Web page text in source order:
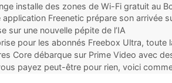
installe des zones de Wi-Fi gratuit au
application Freenetic prépare son arrivée
testez la
sur une nouvelle pépite de l’IA
pour les abonnés Freebox Ultra, toute
Core débarque sur Prime Video avec
payez peut-être pour rien, voici